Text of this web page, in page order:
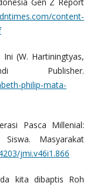
Gen Z Report
content-
(W. Hartiningtyas,
philip-mata-
Pasca Millenial:
Masyarakat
jmi.v46i1.866
kita dibaptis Roh